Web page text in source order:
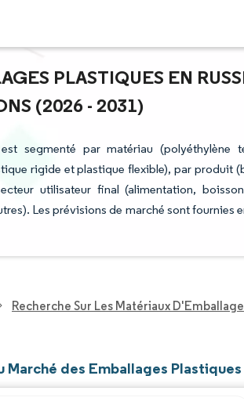
PLASTIQUES EN
(2026 - 2031)
segmenté par matériau (polyéthylène
rigide et plastique flexible), par produit
utilisateur final (alimentation,
Les prévisions de marché sont fournies
Recherche Sur Les Matériaux D'Emballage
Marché des Emballages Plastiques